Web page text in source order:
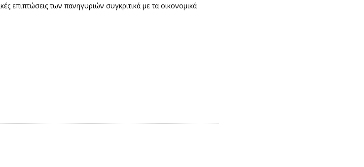
επιπτώσεις των πανηγυριών συγκριτικά με τα οικονομικά